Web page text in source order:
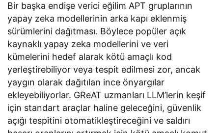
Bir başka endişe verici eğilim APT gruplarının
yapay zeka modellerinin arka kapı eklenmiş
sürümlerini dağıtması. Böylece popüler açık
kaynaklı yapay zeka modellerini ve veri
kümelerini hedef alarak kötü amaçlı kod
yerleştirebiliyor veya tespit edilmesi zor, ancak
yaygın olarak dağıtılan ince önyargılar
ekleyebiliyorlar. GReAT uzmanları LLM’lerin keşif
için standart araçlar haline geleceğini, güvenlik
açığı tespitini otomatikleştireceğini ve saldırı